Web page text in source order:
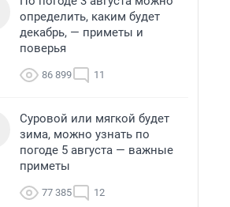
определить, каким будет
декабрь, — приметы и
поверья
86 899 11
Суровой или мягкой будет
зима, можно узнать по
погоде 5 августа — важные
приметы
77 385 12